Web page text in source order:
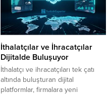
ülkeleri dahil edebilir ya da
bazılarını dışarıda tutabilir. İthalat
ve İhracat Rakamları Balkan
ülkeleri için genel toplam ithalat
ve ihracat...
İthalatçılar ve İhracatçılar
Dijitalde Buluşuyor
İthalatçı ve ihracatçıları tek çatı
altında buluşturan dijital
platformlar, firmalara yeni